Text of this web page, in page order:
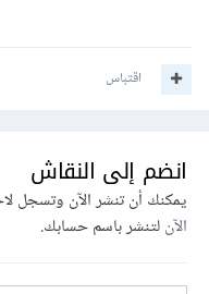
اقتباس
انضم إلى النقاش
يمكنك أن تنشر الآن وتسجل
الآنلتنشر باسم حسابك.